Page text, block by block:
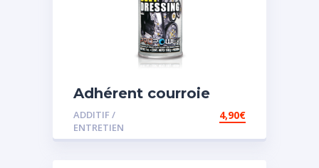
Adhérent courroie
ADDITIF /
ENTRETIEN
4,90€